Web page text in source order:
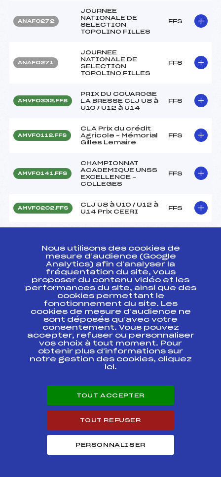
ANAF0272
JOURNEE
NATIONALE DE
SELECTION
TOPOLINO FILLES
FFS
ANAF0271
JOURNEE
NATIONALE DE
SELECTION
TOPOLINO FILLES
FFS
AMVF0332.FFS
PRIX DU COUAROGE
LA BRESSE CLJ U8 à
U10 / U12 à U14
FFS
AMVF0112.FFS
CLA Prix du crédit
Agricole – Mémorial
Gilles Lemaire
FFS
AMVF0141.FFS
CHAMPIONNAT
ACADEMIQUE UNSS
EXCELLENCE –
COLLEGES
FFS
AMVF0202.FFS
CLJ U8 à U10 / U12 à
U14 Prix CEERI
FFS
Course Cat.
AMVF0791.FFS
Finale U12etU14
Finale Grand Prix
des Jeunes
FFS
AMVF0681.FFS
GPJ U12etU14 GP
Bernadette Valroff
FFS
AMVF0101.FFS
CLJ U8etU10-
U12etU14 Prix du
Crédit Agricole
Mémorial Gilles
FFS
GPJ U12etU14 GP
Amarin
AMVF0601.FFS
CLJ U8etU10-
U12et U14 Prix du
Rouge Gazon
FFS
Nous utilisons des cookies de
mesure d’audience (Google
Analytics) afin d’analyser la
fréquentation du site, vous
proposer du contenu vidéo et les
performances du site, ainsi que des
cookies permettant le
fonctionnement du site. Les
cookies de mesure d’audience ne
sont déposés qu’avec votre
consentement. Vous pouvez
accepter, refuser ou personnaliser
vos choix à tout moment. Pour
obtenir plus d'informations sur
notre gestion des cookies, cliquez
ici.
TOUT ACCEPTER
TOUT REFUSER
PERSONNALISER